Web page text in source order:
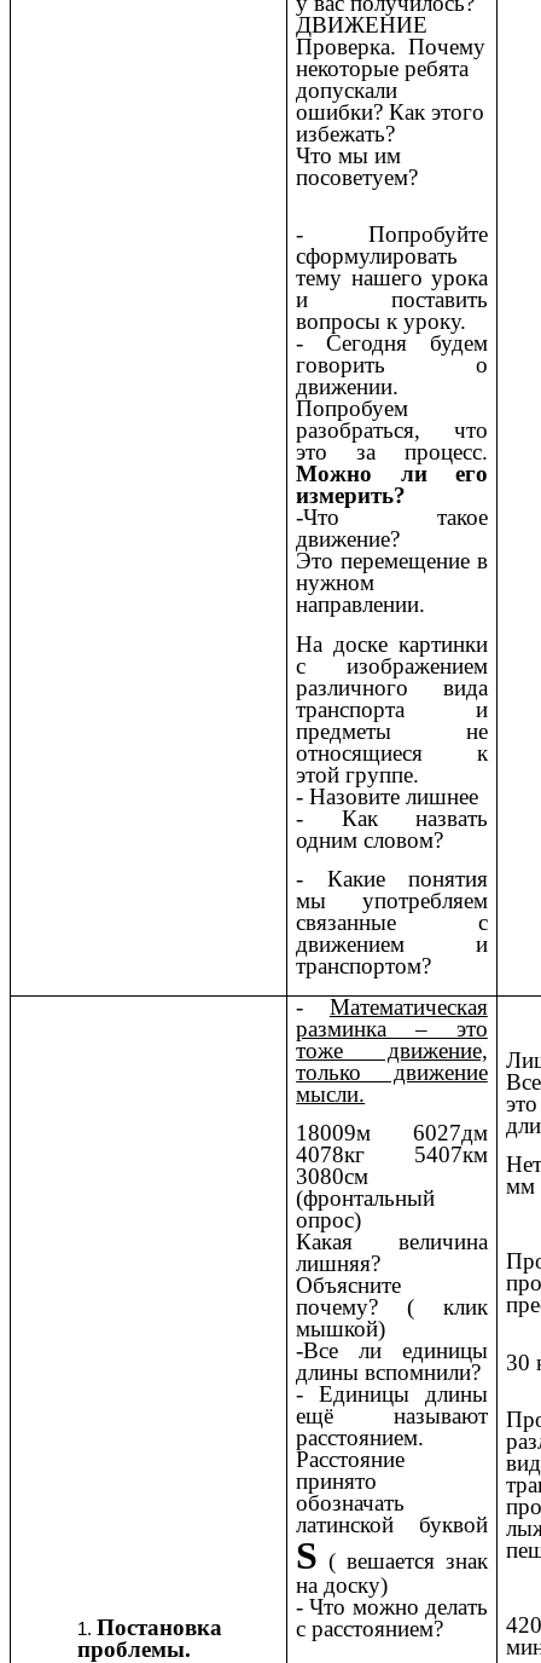
ДВИЖЕНИЕ
Проверка. Почему
некоторые ребята
допускали
ошибки? Как этого
избежать?
Что мы им
посоветуем?
- Попробуйте
сформулировать
тему нашего урока
и поставить
вопросы к уроку.
- Сегодня будем
говорить о
движении.
Попробуем
разобраться, что
это за процесс.
Можно ли его
измерить?
-Что такое
движение?
Это перемещение в
нужном
направлении.
На доске картинки
с изображением
различного вида
транспорта и
предметы не
относящиеся к
этой группе.
- Назовите лишнее
- Как назвать
одним словом?
- Какие понятия
мы употребляем
связанные с
движением и
транспортом?
Постановка
проблемы.
- Математическая
разминка – это
тоже движение,
только движение
мысли.
18009м 6027дм
4078кг 5407км
3080см
(фронтальный
опрос)
Какая величина
лишняя?
Объясните
почему? ( клик
мышкой)
-Все ли единицы
длины вспомнили?
- Единицы длины
ещё называют
расстоянием.
Расстояние
принято
обозначать
латинской буквой
S ( вешается знак
на доску)
- Что можно делать
с расстоянием?
мм
30